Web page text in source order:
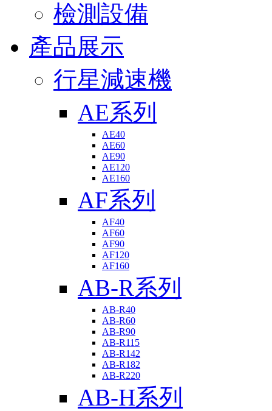
檢測設備
產品展示
行星減速機
AE系列
AE40
AE60
AE90
AE120
AE160
AF系列
AF40
AF60
AF90
AF120
AF160
AB-R系列
AB-R40
AB-R60
AB-R90
AB-R115
AB-R142
AB-R182
AB-R220
AB-H系列